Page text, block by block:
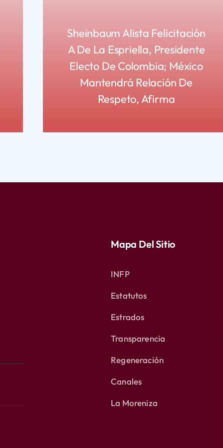
Sheinbaum Alista Felicitación
A De La Espriella, Presidente
Electo De Colombia; México
Mantendrá Relación De
Respeto, Afirma
Mapa Del Sitio
INFP
Estatutos
Estrados
Transparencia
Regeneración
Canales
La Moreniza